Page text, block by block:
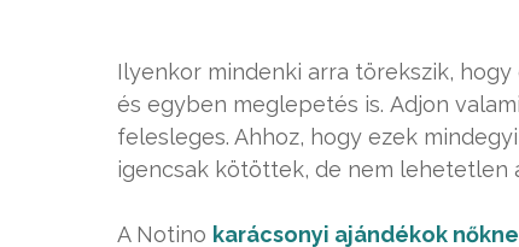
Ilyenkor mindenki arra törekszik,
és egyben meglepetés is. Adjon
felesleges. Ahhoz, hogy ezek
igencsak kötöttek, de nem lehetetlen
A Notino karácsonyi ajándékok